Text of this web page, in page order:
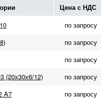
Цена с НДС
по запросу
по запросу
по запросу
(20х30х6/12)
по запросу
A7
по запросу